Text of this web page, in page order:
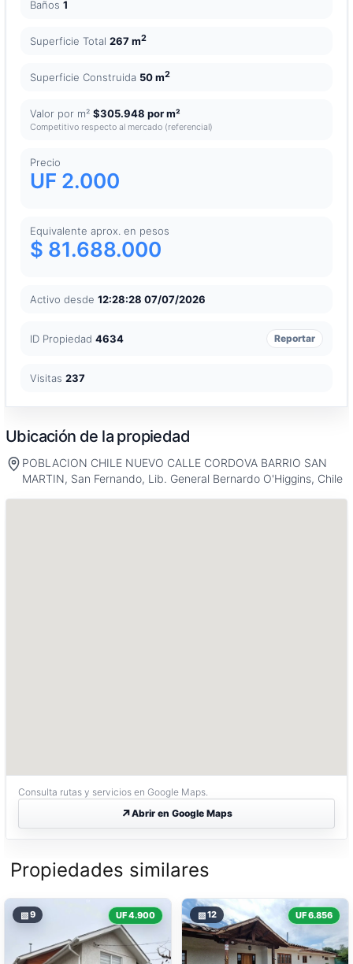
Baños 1
Superficie Total 267 m2
Superficie Construida 50 m2
Valor por m² $305.948 por m²
Competitivo respecto al mercado (referencial)
Precio
UF 2.000
Equivalente aprox. en pesos
$ 81.688.000
Activo desde 12:28:28 07/07/2026
ID Propiedad 4634 Reportar
Visitas 237
Ubicación de la propiedad
POBLACION CHILE NUEVO CALLE CORDOVA BARRIO SAN
MARTIN, San Fernando, Lib. General Bernardo O'Higgins, Chile
Consulta rutas y servicios en Google Maps.
Abrir en Google Maps
Propiedades similares
▧9 UF 4.900 ▧12 UF 6.856